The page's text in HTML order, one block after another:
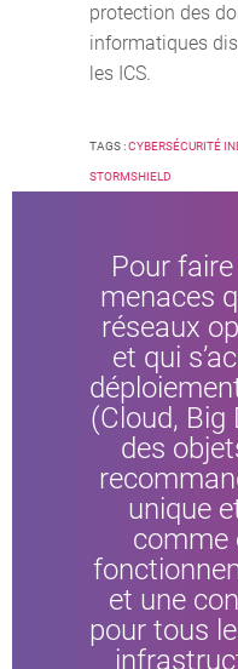
protection des
informatiques
les ICS.
TAGS :CYBERSÉCURITÉ
STORMSHIELD
Pour
menaces
réseaux
et qui
(Cloud, Big
des
unique
comme
et une
pour tous